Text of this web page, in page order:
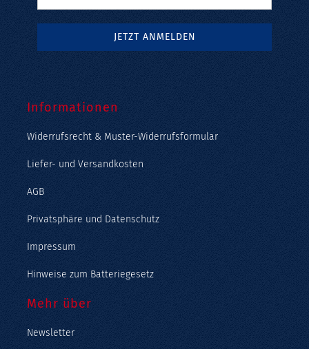
Informationen
Widerrufsrecht & Muster-Widerrufsformular
Liefer- und Versandkosten
AGB
Privatsphäre und Datenschutz
Impressum
Hinweise zum Batteriegesetz
Mehr über
Newsletter